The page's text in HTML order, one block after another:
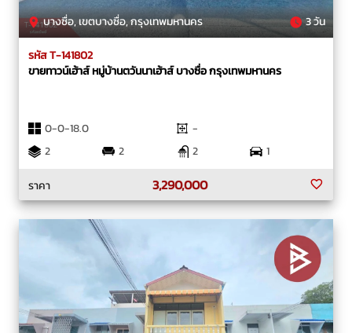
บางซื่อ, เขตบางซื่อ, กรุงเทพมหานคร 3 วัน
รหัส T-141802
ขายทาวน์เฮ้าส์ หมู่บ้านตวันนาเฮ้าส์ บางซื่อ กรุงเทพมหานคร
0-0-18.0
-
2
2 2
1
ราคา
3,290,000